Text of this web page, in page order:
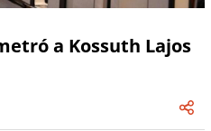
a Kossuth Lajos